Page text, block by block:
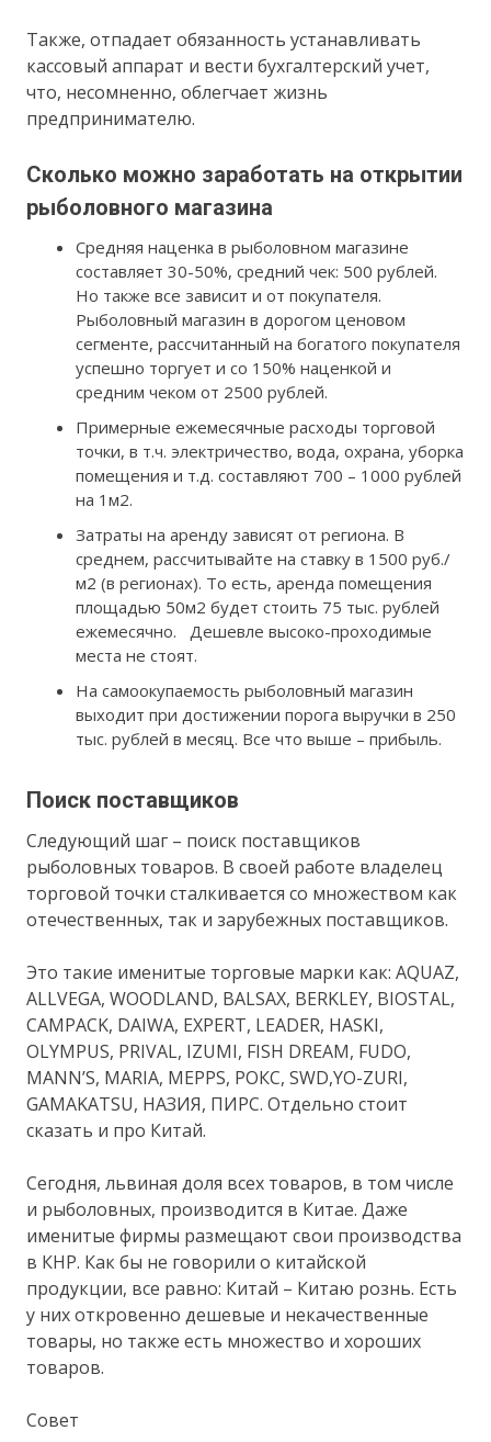
Также, отпадает обязанность устанавливать
кассовый аппарат и вести бухгалтерский учет,
что, несомненно, облегчает жизнь
предпринимателю.
Сколько можно заработать на открытии
рыболовного магазина
Средняя наценка в рыболовном магазине
составляет 30-50%, средний чек: 500 рублей.
Но также все зависит и от покупателя.
Рыболовный магазин в дорогом ценовом
сегменте, рассчитанный на богатого покупателя
успешно торгует и со 150% наценкой и
средним чеком от 2500 рублей.
Примерные ежемесячные расходы торговой
точки, в т.ч. электричество, вода, охрана, уборка
помещения и т.д. составляют 700 – 1000 рублей
на 1м2.
Затраты на аренду зависят от региона. В
среднем, рассчитывайте на ставку в 1500 руб./
м2 (в регионах). То есть, аренда помещения
площадью 50м2 будет стоить 75 тыс. рублей
ежемесячно. Дешевле высоко-проходимые
места не стоят.
На самоокупаемость рыболовный магазин
выходит при достижении порога выручки в 250
тыс. рублей в месяц. Все что выше – прибыль.
Поиск поставщиков
Следующий шаг – поиск поставщиков
рыболовных товаров. В своей работе владелец
торговой точки сталкивается со множеством как
отечественных, так и зарубежных поставщиков.
Это такие именитые торговые марки как: AQUAZ,
ALLVEGA, WOODLAND, BALSAX, BERKLEY, BIOSTAL,
CAMPACK, DAIWA, EXPERT, LEADER, HASKI,
OLYMPUS, PRIVAL, IZUMI, FISH DREAM, FUDO,
MANN’S, MARIA, MEPPS, РОКС, SWD,YO-ZURI,
GAMAKATSU, НАЗИЯ, ПИРС. Отдельно стоит
сказать и про Китай.
Сегодня, львиная доля всех товаров, в том числе
и рыболовных, производится в Китае. Даже
именитые фирмы размещают свои производства
в КНР. Как бы не говорили о китайской
продукции, все равно: Китай – Китаю рознь. Есть
у них откровенно дешевые и некачественные
товары, но также есть множество и хороших
товаров.
Совет